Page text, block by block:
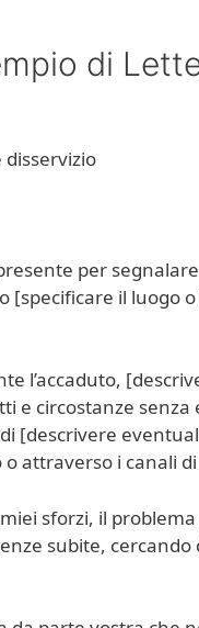
di
disservizio
per
[specificare il luogo
l’accaduto,
e circostanze
[descrivere
attraverso i canali
sforzi, il
subite,